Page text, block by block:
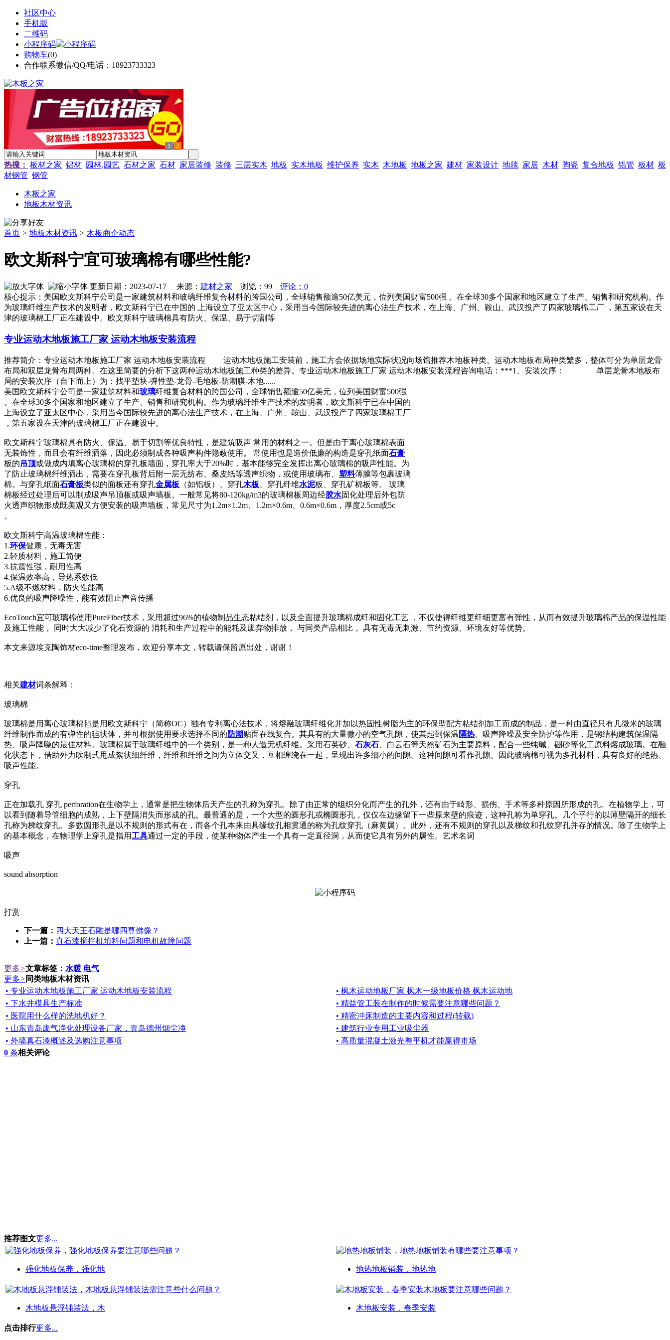
社区中心
手机版
二维码
小程序码
购物车(0)
合作联系微信/QQ/电话：18923733323
1 2
热搜： 板材之家 铝材 园林,园艺 石材之家 石材 家居装修 装修 三层实木 地板 实木地板 维护保养 实木 木地板 地板之家 建材 家装设计 地毯 家居 木材 陶瓷 复合地板 铝管 板材 板
材钢管 钢管
木板之家
地板木材资讯
首页 > 地板木材资讯 > 木板商企动态
欧文斯科宁宜可玻璃棉有哪些性能?
更新日期：2023-07-17 来源： 建材之家 浏览： 99
评论：0
核心提示：美国欧文斯科宁公司是一家建筑材料和玻璃纤维复合材料的跨国公司，全球销售额逾50亿美元，位列美国财富500强 。在全球30多个国家和地区建立了生产、销售和研究机构。作
为玻璃纤维生产技术的发明者，欧文斯科宁已在中国的 上海设立了亚太区中心，采用当今国际较先进的离心法生产技术，在上海、广州、鞍山、武汉投产了四家玻璃棉工厂 ，第五家设在天
津的玻璃棉工厂正在建设中。欧文斯科宁玻璃棉具有防火、保温、易于切割等
专业运动木地板施工厂家 运动木地板安装流程
推荐简介：专业运动木地板施工厂家 运动木地板安装流程 运动木地板施工安装前，施工方会依据场地实际状况向场馆推荐木地板种类。运动木地板布局种类繁多，整体可分为单层龙骨
布局和双层龙骨布局两种。在这里简要的分析下这两种运动木地板施工种类的差异。专业运动木地板施工厂家 运动木地板安装流程咨询电话：***1、安装次序： 单层龙骨木地板布
局的安装次序（自下而上）为：找平垫块-弹性垫-龙骨-毛地板-防潮膜-木地......
美国欧文斯科宁公司是一家建筑材料和玻璃纤维复合材料的跨国公司，全球销售额逾50亿美元，位列美国财富500强
。在全球30多个国家和地区建立了生产、销售和研究机构。作为玻璃纤维生产技术的发明者，欧文斯科宁已在中国的
上海设立了亚太区中心，采用当今国际较先进的离心法生产技术，在上海、广州、鞍山、武汉投产了四家玻璃棉工厂
，第五家设在天津的玻璃棉工厂正在建设中。
欧文斯科宁玻璃棉具有防火、保温、易于切割等优良特性，是建筑吸声 常用的材料之一。但是由于离心玻璃棉表面
无装饰性，而且会有纤维洒落，因此必须制成各种吸声构件隐蔽使用。 常使用也是造价低廉的构造是穿孔纸面石膏
板的吊顶或做成内填离心玻璃棉的穿孔板墙面，穿孔率大于20%时，基本能够完全发挥出离心玻璃棉的吸声性能。为
了防止玻璃棉纤维洒出，需要在穿孔板背后附一层无纺布、桑皮纸等透声织物，或使用玻璃布、 塑料薄膜等包裹玻璃
棉。与穿孔纸面石膏板类似的面板还有穿孔金属板 （如铝板）、穿孔木板 、穿孔纤维水泥板、穿孔矿棉板等。 玻璃
棉板经过处理后可以制成吸声吊顶板或吸声墙板。一般常见将80-120kg/m3的玻璃棉板周边经胶水固化处理后外包防
火透声织物形成既美观又方便安装的吸声墙板，常见尺寸为1.2m×1.2m、1.2m×0.6m、0.6m×0.6m，厚度2.5cm或5c
。
欧文斯科宁高温玻璃棉性能：
1.环保健康，无毒无害
2.轻质材料，施工简便
3.抗震性强，耐用性高
4.保温效率高，导热系数低
5.A级不燃材料，防火性能高
6.优良的吸声降噪性，能有效阻止声音传播
EcoTouch宜可玻璃棉使用PureFiber技术，采用超过96%的植物制品生态粘结剂，以及全面提升玻璃棉成纤和固化工艺 ，不仅使得纤维更纤细更富有弹性，从而有效提升玻璃棉产品的保温性能
及施工性能， 同时大大减少了化石资源的 消耗和生产过程中的能耗及废弃物排放， 与同类产品相比， 具有无毒无刺激、节约资源、环境友好等优势。
本文来源埃克陶饰材eco-time整理发布，欢迎分享本文，转载请保留原出处，谢谢！
相关建材词条解释：
玻璃棉
玻璃棉是用离心玻璃棉毡是用欧文斯科宁（简称OC）独有专利离心法技术，将熔融玻璃纤维化并加以热固性树脂为主的环保型配方粘结剂加工而成的制品，是一种由直径只有几微米的玻璃
纤维制作而成的有弹性的毡状体，并可根据使用要求选择不同的 防潮贴面在线复合。其具有的大量微小的空气孔隙，使其起到保温隔热 、吸声降噪及安全防护等作用，是钢结构建筑保温隔
热、吸声降噪的最佳材料。玻璃棉属于玻璃纤维中的一个类别，是一种人造无机纤维。采用石英砂、 石灰石 、白云石等天然矿石为主要原料，配合一些纯碱、硼砂等化工原料熔成玻璃。在融
化状态下，借助外力吹制式甩成絮状细纤维，纤维和纤维之间为立体交叉，互相缠绕在一起，呈现出许多细小的间隙。这种间隙可看作孔隙。因此玻璃棉可视为多孔材料，具有良好的绝热、
吸声性能。
穿孔
正在加载孔 穿孔 perforation在生物学上，通常是把生物体后天产生的孔称为穿孔。除了由正常的组织分化而产生的孔外，还有由于畸形、损伤、手术等多种原因所形成的孔。在植物学上，可
以看到随着导管细胞的成熟，上下壁隔消失而形成的孔。最普通的是，一个大型的圆形孔或椭圆形孔，仅仅在边缘留下一些原来壁的痕迹，这种孔称为单穿孔。几个乎行的以薄壁隔开的细长
孔称为梯纹穿孔。多数圆形孔是以不规则的形式有在，而各个孔本来由具缘纹孔相贯通的称为孔纹穿孔（麻黄属）。此外，还有不规则的穿孔以及梯纹和孔纹穿孔并存的情况。除了生物学上
的基本概念，在物理学上穿孔是指用工具通过一定的手段，使某种物体产生一个具有一定直径洞，从而使它具有另外的属性。艺术名词
吸声
sound absorption
打赏
下一篇： 四大天王石雕是哪四尊佛像？
上一篇： 真石漆搅拌机填料问题和电机故障问题
更多>文章标签： 水暖 电气
更多> 同类地板木材资讯
• 专业运动木地板施工厂家 运动木地板安装流程
• 枫木运动地板厂家 枫木一级地板价格 枫木运动地
• 下水井模具生产标准
• 精益管工装在制作的时候需要注意哪些问题？
• 医院用什么样的洗地机好？
• 精密冲床制造的主要内容和过程(转载)
• 山东青岛废气净化处理设备厂家，青岛德州烟尘净
• 建筑行业专用工业吸尘器
• 外墙真石漆概述及选购注意事项
• 高质量混凝土激光整平机才能赢得市场
0 条相关评论
推荐图文更多...
强化地板保养，强化地 地热地板铺装，地热地
木地板悬浮铺装法，木 木地板安装，春季安装
点击排行更多...